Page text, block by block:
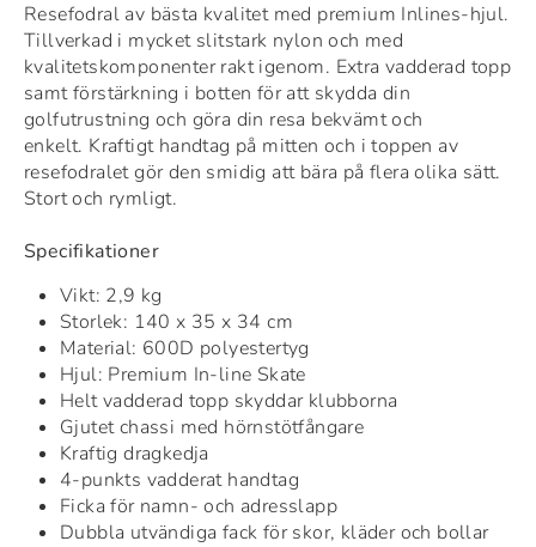
Resefodral av bästa kvalitet med premium Inlines-hjul.
Tillverkad i mycket slitstark nylon och med
kvalitetskomponenter rakt igenom. Extra vadderad topp
samt förstärkning i botten för att skydda din
golfutrustning och göra din resa bekvämt och
enkelt. Kraftigt handtag på mitten och i toppen av
resefodralet gör den smidig att bära på flera olika sätt.
Stort och rymligt.
Specifikationer
Vikt: 2,9 kg
Storlek: 140 x 35 x 34 cm
Material: 600D polyestertyg
Hjul: Premium In-line Skate
Helt vadderad topp skyddar klubborna
Gjutet chassi med hörnstötfångare
Kraftig dragkedja
4-punkts vadderat handtag
Ficka för namn- och adresslapp
Dubbla utvändiga fack för skor, kläder och bollar